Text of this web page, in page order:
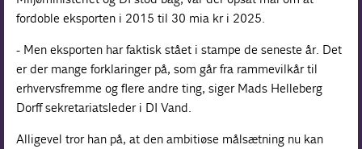
fordoble eksporten i 2015 til 30 mia kr i 2025.
- Men eksporten har faktisk stået i stampe de seneste år. Det
er der mange forklaringer på, som går fra rammevilkår til
erhvervsfremme og flere andre ting, siger Mads Helleberg
Dorff sekretariatsleder i DI Vand.
Alligevel tror han på, at den ambitiøse målsætning nu kan